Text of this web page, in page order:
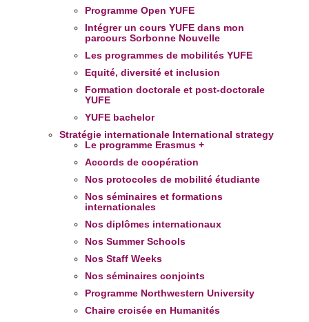
Programme Open YUFE
Intégrer un cours YUFE dans mon
parcours Sorbonne Nouvelle
Les programmes de mobilités YUFE
Equité, diversité et inclusion
Formation doctorale et post-doctorale
YUFE
YUFE bachelor
Stratégie internationale International strategy
Le programme Erasmus +
Accords de coopération
Nos protocoles de mobilité étudiante
Nos séminaires et formations
internationales
Nos diplômes internationaux
Nos Summer Schools
Nos Staff Weeks
Nos séminaires conjoints
Programme Northwestern University
Chaire croisée en Humanités